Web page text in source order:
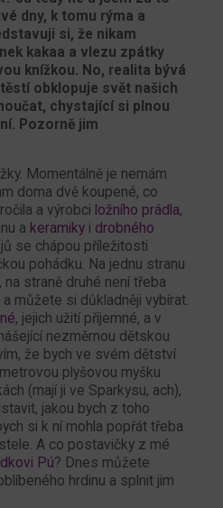
dny, k tomu rýma a
si, že nikam
kakaa a vlezu zpátky
knížkou. No, realita bývá
obklopuje svět našich
chystající si plnou
Pozorně jim
Momentálně je nemám
doma dvě koupené, co
a výrobci ložního prádla,
a keramikyi drobného
se chápou příležitosti
pohádku. Na jednu stranu
straně druhé není třeba
můžete si důkladněji vybírat.
, jejich užití příjemné, a v
nezměrnou dětskou
že bych ve svém dětství
plyšovou myšku
(mají ji ve Sparkysu, ach),
jakou bych z toho
si k ní mohla popřát třeba
A co postavičky z mé
Pú? Dnes můžete
hrdinu a splnit jim